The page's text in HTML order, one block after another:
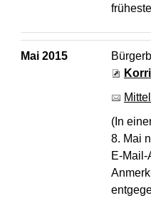
Mai 2015
(In
8. Mai
E-Mail-